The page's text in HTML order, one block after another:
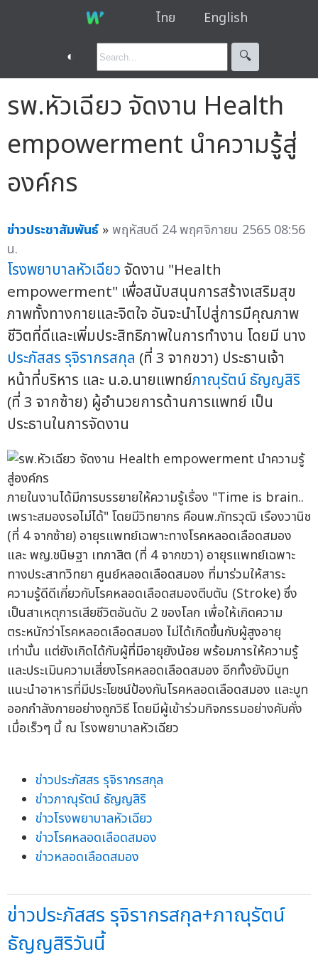
ไทย English
◐ 🔍︎
รพ.หัวเฉียว จัดงาน Health
empowerment นำความรู้สู่
องค์กร
ข่าวประชาสัมพันธ์ »พฤหัสบดี 24 พฤศจิกายน 2565 08:56
น.
โรงพยาบาลหัวเฉียวจัดงาน "Health
empowerment" เพื่อสนับสนุนการสร้างเสริมสุข
ภาพทั้งทางกายและจิตใจ อันจะนำไปสู่การมีคุณภาพ
ชีวิตที่ดีและเพิ่มประสิทธิภาพในการทำงาน โดยมี นาง
ประภัสสร รุจิรากรสกุล (ที่ 3 จากขวา) ประธานเจ้า
หน้าที่บริหาร และ น.อ.นายแพทย์ภาณุรัตน์ ธัญญสิริ
(ที่ 3 จากซ้าย) ผู้อำนวยการด้านการแพทย์ เป็น
ประธานในการจัดงาน
ภายในงานได้มีการบรรยายให้ความรู้เรื่อง "Time is brain..
เพราะสมองรอไม่ได้" โดยมีวิทยากร คือนพ.ภัทรวุฒิ เรืองวานิช
(ที่ 4 จากซ้าย) อายุรแพทย์เฉพาะทางโรคหลอดเลือดสมอง
และ พญ.ชนิษฐา เทภาสิต (ที่ 4 จากขวา) อายุรแพทย์เฉพาะ
ทางประสาทวิทยา ศูนย์หลอดเลือดสมอง ที่มาร่วมให้สาระ
ความรู้ดีดีเกี่ยวกับโรคหลอดเลือดสมองตีบตัน (Stroke) ซึ่ง
เป็นสาเหตุการเสียชีวิตอันดับ 2 ของโลก เพื่อให้เกิดความ
ตระหนักว่าโรคหลอดเลือดสมอง ไม่ได้เกิดขึ้นกับผู้สูงอายุ
เท่านั้น แต่ยังเกิดได้กับผู้ที่มีอายุยังน้อย พร้อมการให้ความรู้
และประเมินความเสี่ยงโรคหลอดเลือดสมอง อีกทั้งยังมีบูท
แนะนำอาหารที่มีประโยชน์ป้องกันโรคหลอดเลือดสมอง และบูท
ออกกำลังกายอย่างถูกวิธี โดยมีผู้เข้าร่วมกิจกรรมอย่างคับคั่ง
เมื่อเร็วๆ นี้ ณ โรงพยาบาลหัวเฉียว
ข่าวประภัสสร รุจิรากรสกุล
ข่าวภาณุรัตน์ ธัญญสิริ
ข่าวโรงพยาบาลหัวเฉียว
ข่าวโรคหลอดเลือดสมอง
ข่าวหลอดเลือดสมอง
ข่าวประภัสสร รุจิรากรสกุล+ภาณุรัตน์
ธัญญสิริวันนี้